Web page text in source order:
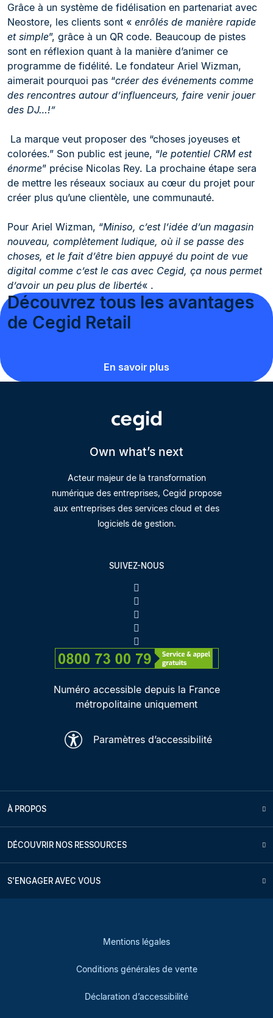
Grâce à un système de fidélisation en partenariat avec
Neostore, les clients sont « enrôlés de manière rapide
et simple”, grâce à un QR code. Beaucoup de pistes
sont en réflexion quant à la manière d’animer ce
programme de fidélité. Le fondateur Ariel Wizman,
aimerait pourquoi pas “créer des événements comme
des rencontres autour d’influenceurs, faire venir jouer
des DJ…!”
La marque veut proposer des “choses joyeuses et
colorées.” Son public est jeune, “le potentiel CRM est
énorme” précise Nicolas Rey. La prochaine étape sera
de mettre les réseaux sociaux au cœur du projet pour
créer plus qu’une clientèle, une communauté.
Pour Ariel Wizman, “Miniso, c’est l’idée d’un magasin
nouveau, complètement ludique, où il se passe des
choses, et le fait d’être bien appuyé du point de vue
digital comme c’est le cas avec Cegid, ça nous permet
d’avoir un peu plus de liberté« .
Découvrez tous les avantages
de Cegid Retail
En savoir plus
Own what’s next
Acteur majeur de la transformation
numérique des entreprises, Cegid propose
aux entreprises des services cloud et des
logiciels de gestion.
SUIVEZ-NOUS
Numéro accessible depuis la France
métropolitaine uniquement
Paramètres d’accessibilité
À PROPOS
DÉCOUVRIR NOS RESSOURCES
S'ENGAGER AVEC VOUS
Mentions légales
Conditions générales de vente
Déclaration d’accessibilité